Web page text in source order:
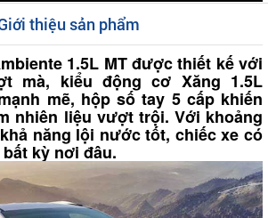
thiệu sản phẩm
1.5L MT được thiết kế với
mà, kiểu động cơ Xăng 1.5L
mẽ, hộp số tay 5 cấp khiến
nhiên liệu vượt trội. Với khoảng
năng lội nước tốt, chiếc xe có
kỳ nơi đâu.